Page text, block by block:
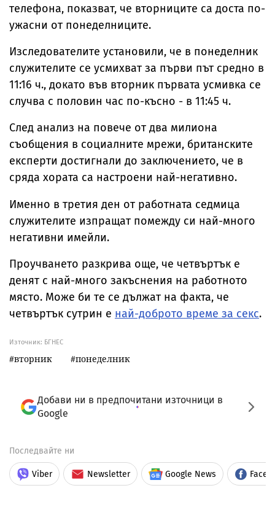
телефона, показват, че вторниците са доста по-
ужасни от понеделниците.
Изследователите установили, че в понеделник
служителите се усмихват за първи път средно в
11:16 ч., докато във вторник първата усмивка се
случва с половин час по-късно - в 11:45 ч.
След анализ на повече от два милиона
съобщения в социалните мрежи, британските
експерти достигнали до заключението, че в
сряда хората са настроени най-негативно.
Именно в третия ден от работната седмица
служителите изпращат помежду си най-много
негативни имейли.
Проучването разкрива още, че четвъртък е
денят с най-много закъснения на работното
място. Може би те се дължат на факта, че
четвъртък сутрин е най-доброто време за секс.
Източник: БГНЕС
вторник понеделник
Добави ни в предпочитани източници в
Google
Последвайте ни
Viber Newsletter Google News